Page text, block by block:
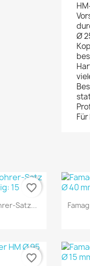
Ø
Satz...
favorite_border
favorite_border